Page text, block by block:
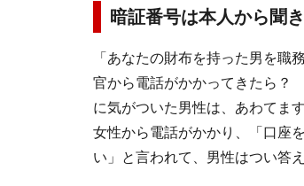
暗証番号は本人から聞
「あなたの財布を持った男を職
官から電話がかかってきたら？
に気がついた男性は、あわてま
女性から電話がかかり、「口座
い」と言われて、男性はつい答